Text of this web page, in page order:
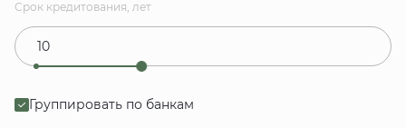
Срок кредитования, лет
Группировать по банкам